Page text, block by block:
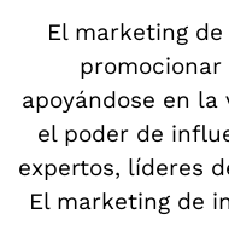
El marketing
apoyándose en
el poder de
expertos, líderes
El marketing de